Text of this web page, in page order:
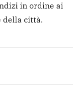
in ordine ai
della città.